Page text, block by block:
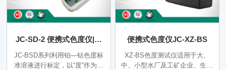
JC-SD-2 便携式色度仪|手
持式色度测定仪
JC-BSD系列利用铂—钴色度标
准溶液进行标定，以“度”作为色
便携式色度仪JC-XZ-BS
XZ-BS色度测试仪适用于大、
中、小型水厂及工矿企业、生活